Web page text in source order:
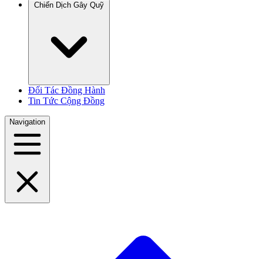
Chiến Dịch Gây Quỹ
Đối Tác Đồng Hành
Tin Tức Cộng Đồng
Navigation